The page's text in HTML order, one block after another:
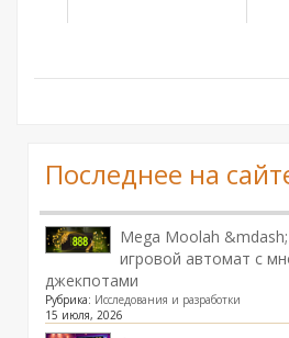
Последнее на
Mega Moolah
игровой автомат с
джекпотами
Рубрика: Исследования и разработки
15 июля, 2026